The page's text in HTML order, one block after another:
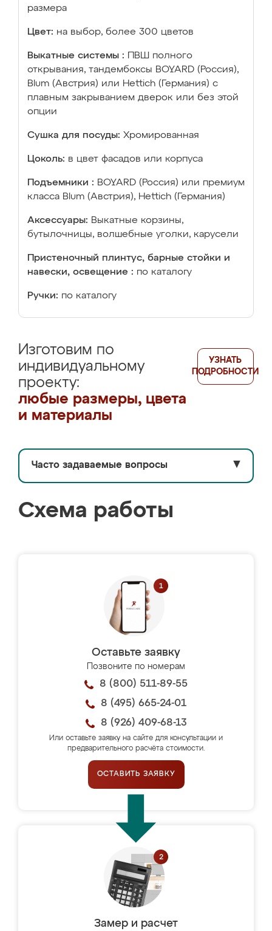
размера
Цвет: на выбор, более 300 цветов
Выкатные системы :
ПВШ полного
открывания, тандембоксы BOYARD (Россия),
Blum (Австрия) или Hettich (Германия) с
плавным закрыванием дверок или без этой
опции
Сушка для посуды: Хромированная
Цоколь: в цвет фасадов или корпуса
Подъемники : BOYARD (Россия) или премиум
класса Blum (Австрия), Hettich (Германия)
Аксессуары: Выкатные корзины,
бутылочницы, волшебные уголки, карусели
Пристеночный плинтус, барные стойки и
навески, освещение : по каталогу
Ручки: по каталогу
Изготовим по
индивидуальному
проекту:
любые размеры, цвета
и материалы
УЗНАТЬ
ПОДРОБНОСТИ
Часто задаваемые вопросы ▼
Схема работы
Оставьте заявку
Позвоните по номерам
8 (800) 511-89-55
8 (495) 665-24-01
8 (926) 409-68-13
Или оставьте заявку на сайте для консультации и
предварительного расчёта стоимости.
ОСТАВИТЬ ЗАЯВКУ
Замер и расчет